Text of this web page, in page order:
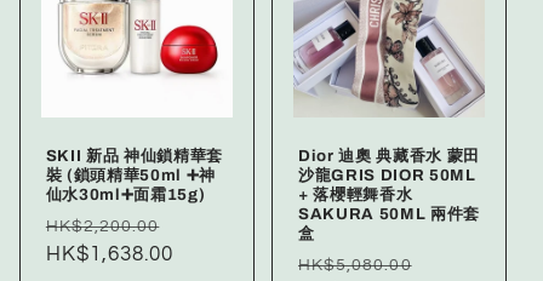
SKII 新品 神仙鎖精華套
裝 (鎖頭精華50ml ➕神
仙水30ml➕面霜15g)
ราคา
ปกติ
HK$2,200.00
โปรโมชัน
HK$1,638.00
Dior 迪奧 典藏香水 蒙田
沙龍GRIS DIOR 50ML
+ 落櫻輕舞香水
SAKURA 50ML 兩件套
盒
ราคา
HK$5,080.00